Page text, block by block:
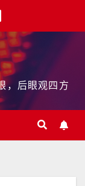
，后眼观四方